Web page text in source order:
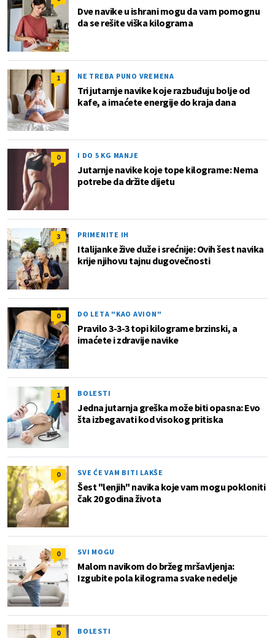
Dve navike u ishrani mogu da vam pomognu
da se rešite viška kilograma
1 NE TREBA PUNO VREMENA
Tri jutarnje navike koje razbuđuju bolje od
kafe, a imaćete energije do kraja dana
0 I DO 5 KG MANJE
Jutarnje navike koje tope kilograme: Nema
potrebe da držite dijetu
3 PRIMENITE IH
Italijanke žive duže i srećnije: Ovih šest navika
krije njihovu tajnu dugovečnosti
0 DO LETA "KAO AVION"
Pravilo 3-3-3 topi kilograme brzinski, a
imaćete i zdravije navike
1 BOLESTI
Jedna jutarnja greška može biti opasna: Evo
šta izbegavati kod visokog pritiska
0 SVE ĆE VAM BITI LAKŠE
Šest "lenjih" navika koje vam mogu pokloniti
čak 20 godina života
0 SVI MOGU
Malom navikom do bržeg mršavljenja:
Izgubite pola kilograma svake nedelje
0 BOLESTI